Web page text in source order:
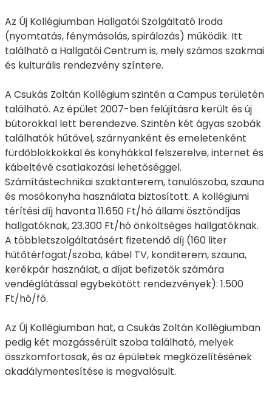
Az Új Kollégiumban Hallgatói Szolgáltató Iroda
(nyomtatás, fénymásolás, spirálozás) működik. Itt
található a Hallgatói Centrum is, mely számos szakmai
és kulturális rendezvény színtere.
A Csukás Zoltán Kollégium szintén a Campus területén
található. Az épület 2007-ben felújításra került és új
bútorokkal lett berendezve. Szintén két ágyas szobák
találhatók hűtővel, szárnyanként és emeletenként
fürdőblokkokkal és konyhákkal felszerelve, internet és
kábeltévé csatlakozási lehetőséggel.
Számítástechnikai szaktanterem, tanulószoba, szauna
és mosókonyha használata biztosított. A kollégiumi
térítési díj havonta 11.650 Ft/hó állami ösztöndíjas
hallgatóknak, 23.300 Ft/hó önköltséges hallgatóknak.
A többletszolgáltatásért fizetendő díj (160 liter
hűtőtérfogat/szoba, kábel TV, konditerem, szauna,
kerékpár használat, a díjat befizetők számára
vendéglátással egybekötött rendezvények): 1.500
Ft/hó/fő.
Az Új Kollégiumban hat, a Csukás Zoltán Kollégiumban
pedig két mozgássérült szoba található, melyek
összkomfortosak, és az épületek megközelítésének
akadálymentesítése is megvalósult.